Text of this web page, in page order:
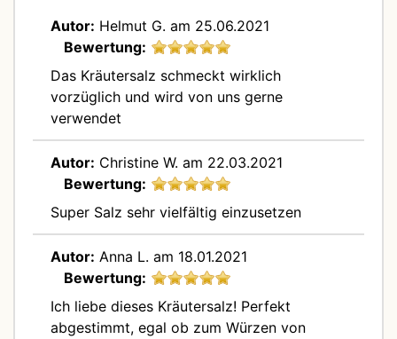
Autor: Helmut G. am 25.06.2021
Bewertung:
Das Kräutersalz schmeckt wirklich
vorzüglich und wird von uns gerne
verwendet
Autor: Christine W. am 22.03.2021
Bewertung:
Super Salz sehr vielfältig einzusetzen
Autor: Anna L. am 18.01.2021
Bewertung:
Ich liebe dieses Kräutersalz! Perfekt
abgestimmt, egal ob zum Würzen von